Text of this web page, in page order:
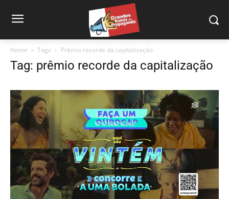
Home Tags Prêmio recorde da capitalização
Tag: prêmio recorde da capitalização